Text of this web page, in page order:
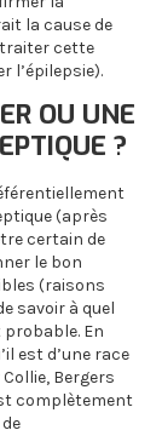
la cause de
traiter cette
l’épilepsie).
OU UNE
?
(après
certain de
le bon
(raisons
savoir à quel
En
est d’une race
Bergers
complètement